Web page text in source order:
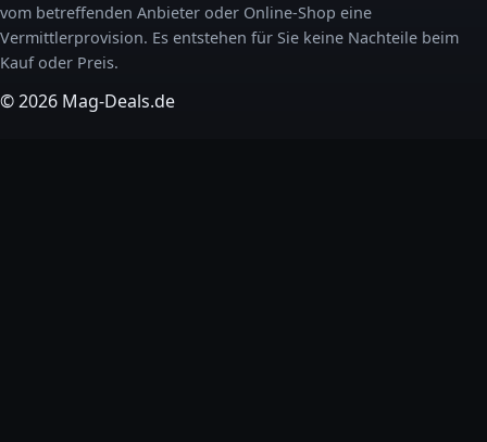
vom betreffenden Anbieter oder Online-Shop eine
Vermittlerprovision. Es entstehen für Sie keine Nachteile beim
Kauf oder Preis.
© 2026 Mag-Deals.de